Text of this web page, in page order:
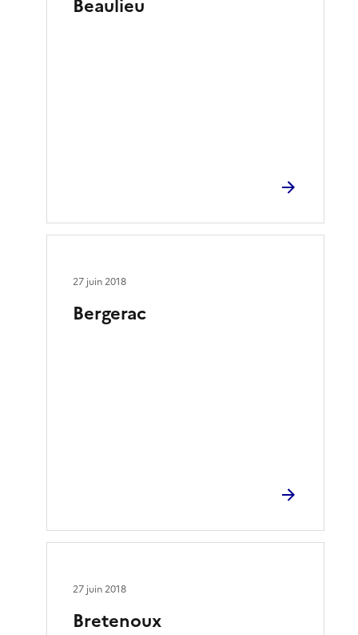
Beaulieu
Bergerac
27 juin 2018
Bretenoux
27 juin 2018